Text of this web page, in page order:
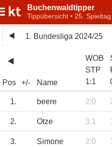
Buchenwaldtipper
Tippübersicht • 25. Spieltag
1. Bundesliga 2024/25
Pos +/- Name
WOB
STP
1:1
1. beere 2:0
2. Otze 3:1
3. Simone 2:0